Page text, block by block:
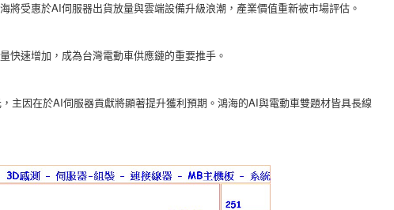
受惠於AI伺服器出貨放量與雲端設備升級浪潮，產業價值重新被市場評估。
快速增加，成為台灣電動車供應鏈的重要推手。
主因在於AI伺服器貢獻將顯著提升獲利預期。鴻海的AI與電動車雙題材皆具長線